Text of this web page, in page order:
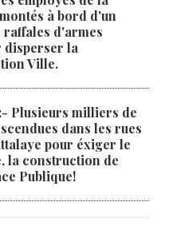
à bord d'un
d'armes
disperser la
Ville.
Plusieurs milliers de
dans les rues
pour éxiger le
la construction de
Publique!